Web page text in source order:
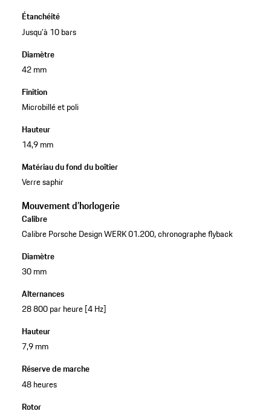
Étanchéité
Jusqu'à 10 bars
Diamètre
42 mm
Finition
Microbillé et poli
Hauteur
14,9 mm
Matériau du fond du boîtier
Verre saphir
Mouvement d’horlogerie
Calibre
Calibre Porsche Design WERK 01.200, chronographe flyback
Diamètre
30 mm
Alternances
28 800 par heure [4 Hz]
Hauteur
7,9 mm
Réserve de marche
48 heures
Rotor